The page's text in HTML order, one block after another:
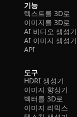
기능
텍스트를 3D로
이미지를 3D로
AI 비디오 생성기
AI 이미지 생성기
API
도구
HDRI 생성기
이미지 향상기
벡터를 3D로
이미지 리믹스